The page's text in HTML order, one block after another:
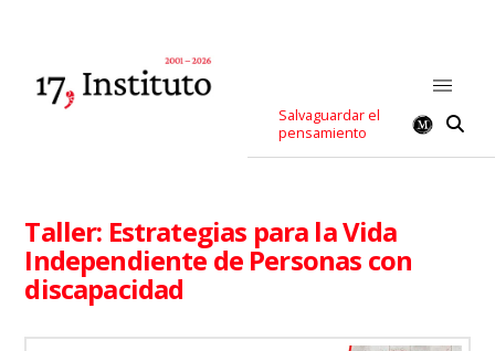
Salvaguardar el
pensamiento
Taller: Estrategias para la Vida
Independiente de Personas con
discapacidad